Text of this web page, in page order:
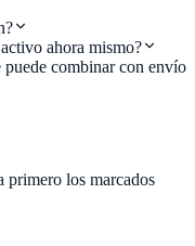
ahora mismo?
combinar con envío
primero los marcados